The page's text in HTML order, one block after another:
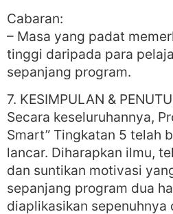
Cabaran:
– Masa yang padat
tinggi daripada para
sepanjang program.
7. KESIMPULAN &
Secara keseluruhannya,
Smart” Tingkatan 5 telah
lancar. Diharapkan ilmu,
dan suntikan motivasi
sepanjang program dua
diaplikasikan